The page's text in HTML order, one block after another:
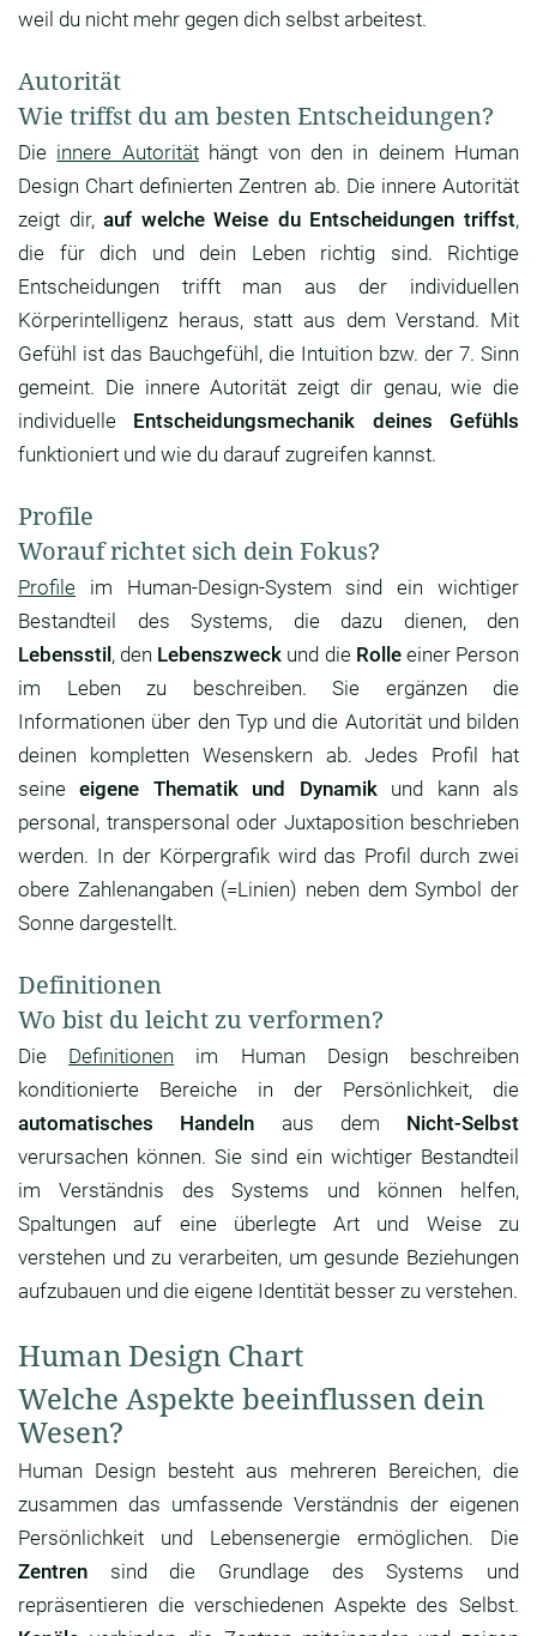
weil du nicht mehr gegen dich selbst arbeitest.
Autorität
Wie triffst du am besten Entscheidungen?
Die innere Autoritäthängt von den in deinem Human
Design Chart definierten Zentren ab. Die innere Autorität
zeigt dir,auf welche Weise du Entscheidungen triffst,
die für dich und dein Leben richtig sind. Richtige
Entscheidungen trifft man aus der individuellen
Körperintelligenz heraus, statt aus dem Verstand. Mit
Gefühl ist das Bauchgefühl, die Intuition bzw. der 7. Sinn
gemeint. Die innere Autorität zeigt dir genau, wie die
individuelle Entscheidungsmechanik deines Gefühls
funktioniert und wie du darauf zugreifen kannst.
Profile
Worauf richtet sich dein Fokus?
Profile im Human-Design-System sind ein wichtiger
Bestandteil des Systems, die dazu dienen, den
Lebensstil , den Lebenszweck und die Rolleeiner Person
im Leben zu beschreiben. Sie ergänzen die
Informationen über den Typ und die Autorität und bilden
deinen kompletten Wesenskern ab. Jedes Profil hat
seineeigene Thematik und Dynamikund kann als
personal, transpersonal oder Juxtaposition beschrieben
werden. In der Körpergrafik wird das Profil durch zwei
obere Zahlenangaben (=Linien) neben dem Symbol der
Sonne dargestellt.
Definitionen
Wo bist du leicht zu verformen?
Die Definitionen im Human Design beschreiben
konditionierte Bereiche in der Persönlichkeit, die
automatisches Handeln aus dem Nicht-Selbst
verursachen können. Sie sind ein wichtiger Bestandteil
im Verständnis des Systems und können helfen,
Spaltungen auf eine überlegte Art und Weise zu
verstehen und zu verarbeiten, um gesunde Beziehungen
aufzubauen und die eigene Identität besser zu verstehen.
Human Design Chart
Welche Aspekte beeinflussen dein
Wesen?
Human Design besteht aus mehreren Bereichen, die
zusammen das umfassende Verständnis der eigenen
Persönlichkeit und Lebensenergie ermöglichen. Die
Zentren sind die Grundlage des Systems und
repräsentieren die verschiedenen Aspekte des Selbst.